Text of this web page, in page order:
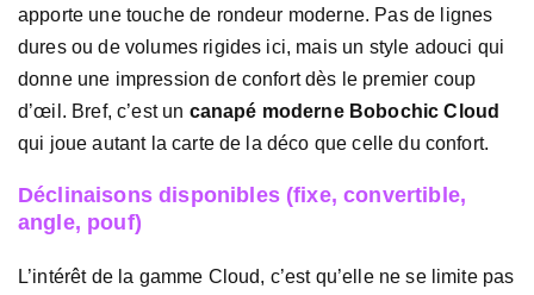
apporte une touche de rondeur moderne. Pas de lignes
dures ou de volumes rigides ici, mais un style adouci qui
donne une impression de confort dès le premier coup
d’œil. Bref, c’est un canapé moderne Bobochic Cloud
qui joue autant la carte de la déco que celle du confort.
Déclinaisons disponibles (fixe, convertible,
angle, pouf)
L’intérêt de la gamme Cloud, c’est qu’elle ne se limite pas